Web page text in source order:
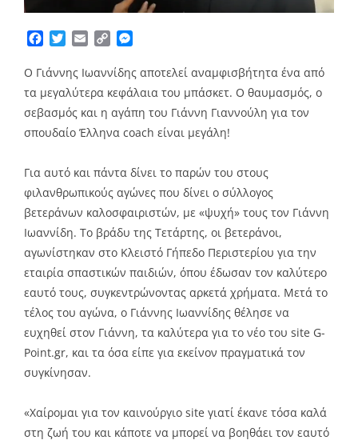
Facebook
TwitterEmailCopy
Ο Γιάννης Ιωαννίδης αποτελεί αναμφισβήτητα ένα από
τα μεγαλύτερα κεφάλαια του μπάσκετ. Ο θαυμασμός, ο
σεβασμός και η αγάπη του Γιάννη Γιαννούλη για τον
σπουδαίο Έλληνα coach είναι μεγάλη!
Για αυτό και πάντα δίνει το παρών του στους
φιλανθρωπικούς αγώνες που δίνει ο σύλλογος
βετεράνων καλοσφαιριστών, με «ψυχή» τους τον Γιάννη
Ιωαννίδη. Το βράδυ της Τετάρτης, οι βετεράνοι,
αγωνίστηκαν στο Κλειστό Γήπεδο Περιστερίου για την
εταιρία σπαστικών παιδιών, όπου έδωσαν τον καλύτερο
εαυτό τους, συγκεντρώνοντας αρκετά χρήματα. Μετά το
τέλος του αγώνα, ο Γιάννης Ιωαννίδης θέλησε να
ευχηθεί στον Γιάννη, τα καλύτερα για το νέο του site G-
Point.gr, και τα όσα είπε για εκείνον πραγματικά τον
συγκίνησαν.
«Χαίρομαι για τον καινούργιο site γιατί έκανε τόσα καλά
στη ζωή του και κάποτε να μπορεί να βοηθάει τον εαυτό